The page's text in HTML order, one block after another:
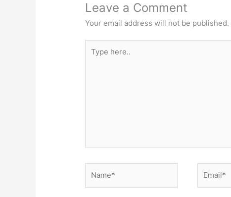
Leave a Comment
Your email address will not be published.
here..